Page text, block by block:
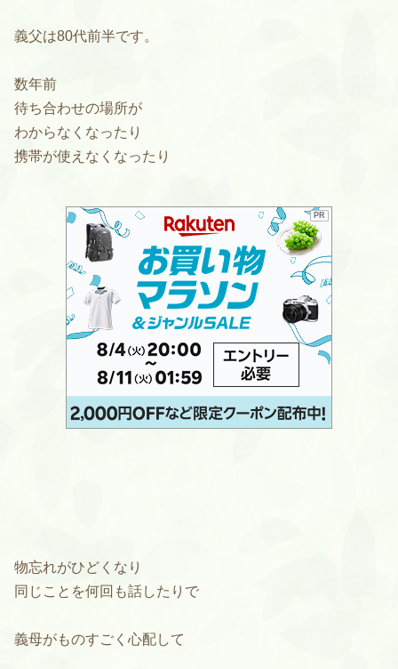
義父は80代前半です。
数年前
待ち合わせの場所が
わからなくなったり
携帯が使えなくなったり
PR
物忘れがひどくなり
同じことを何回も話したりで
義母がものすごく心配して